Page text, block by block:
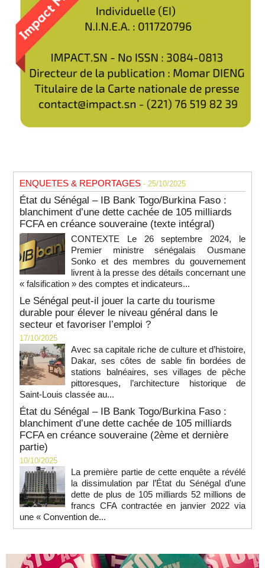
ENQUETES & REPORTAGES - 25/10/2025
État du Sénégal – IB Bank Togo/Burkina Faso :
blanchiment d’une dette cachée de 105 milliards
FCFA en créance souveraine (texte intégral)
CONTEXTE Le 26 septembre 2024, le
Premier ministre sénégalais Ousmane
Sonko et des membres du gouvernement
livrent à la presse des détails concernant une
« falsification » des comptes et indicateurs...
Le Sénégal peut-il jouer la carte du tourisme
durable pour élever le niveau général dans le
secteur et favoriser l’emploi ?
17/10/2025
Avec sa capitale riche de culture et d’histoire,
Dakar, ses côtes de sable fin bordées de
stations balnéaires, ses villages de pêche
pittoresques, l’architecture historique de
Saint-Louis classée au...
État du Sénégal – IB Bank Togo/Burkina Faso :
blanchiment d’une dette cachée de 105 milliards
FCFA en créance souveraine (2ème et dernière
partie)
10/10/2025
La première partie de cette enquête a révélé
la dissimulation par l’État du Sénégal d’une
dette de plus de 105 milliards 52 millions de
francs CFA contractée en janvier 2022 via
une « Convention de...